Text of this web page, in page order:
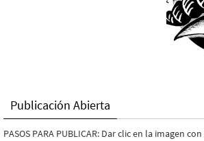
Publicación Abierta
PASOS PARA PUBLICAR: Dar clic en la imagen